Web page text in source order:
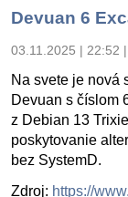
Devuan 6
03.11.2025 | 22:52 |
Na svete je nová
Devuan s číslom
z Debian 13
poskytovanie
bez SystemD.
Zdroj: https://